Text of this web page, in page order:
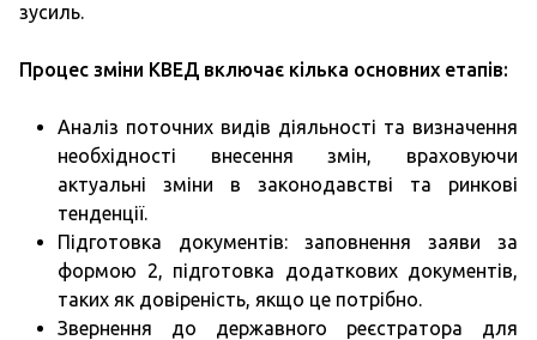
зусиль.
Процес зміни КВЕД включає кілька основних етапів:
Аналіз поточних видів діяльності та визначення
необхідності внесення змін, враховуючи
актуальні зміни в законодавстві та ринкові
тенденції.
Підготовка документів: заповнення заяви за
формою 2, підготовка додаткових документів,
таких як довіреність, якщо це потрібно.
Звернення до державного реєстратора для